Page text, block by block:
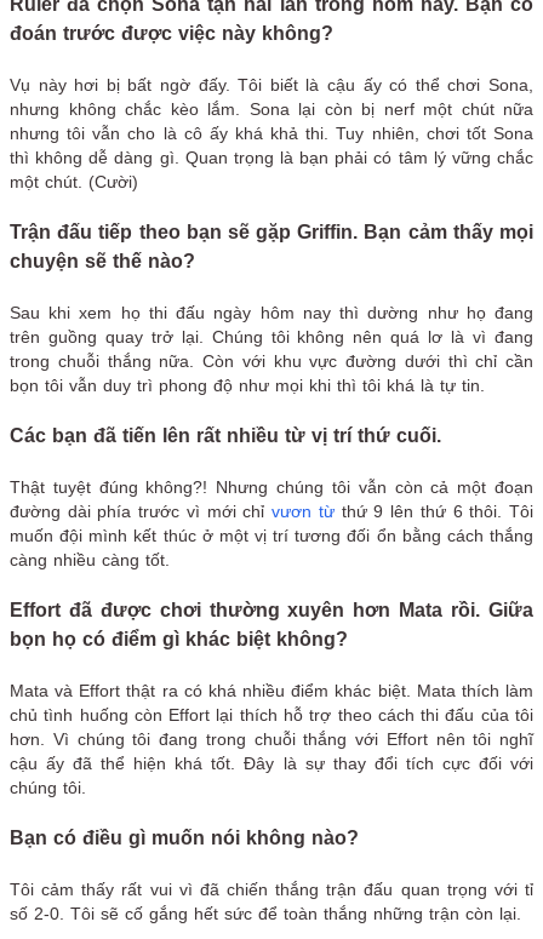
Ruler đã chọn Sona tận hai lần trong hôm nay. Bạn có
đoán trước được việc này không?
Vụ này hơi bị bất ngờ đấy. Tôi biết là cậu ấy có thể chơi Sona,
nhưng không chắc kèo lắm. Sona lại còn bị nerf một chút nữa
nhưng tôi vẫn cho là cô ấy khá khả thi. Tuy nhiên, chơi tốt Sona
thì không dễ dàng gì. Quan trọng là bạn phải có tâm lý vững chắc
một chút. (Cười)
Trận đấu tiếp theo bạn sẽ gặp Griffin. Bạn cảm thấy mọi
chuyện sẽ thế nào?
Sau khi xem họ thi đấu ngày hôm nay thì dường như họ đang
trên guồng quay trở lại. Chúng tôi không nên quá lơ là vì đang
trong chuỗi thắng nữa. Còn với khu vực đường dưới thì chỉ cần
bọn tôi vẫn duy trì phong độ như mọi khi thì tôi khá là tự tin.
Các bạn đã tiến lên rất nhiều từ vị trí thứ cuối.
Thật tuyệt đúng không?! Nhưng chúng tôi vẫn còn cả một đoạn
đường dài phía trước vì mới chỉvươn từthứ 9 lên thứ 6 thôi. Tôi
muốn đội mình kết thúc ở một vị trí tương đối ổn bằng cách thắng
càng nhiều càng tốt.
Effort đã được chơi thường xuyên hơn Mata rồi. Giữa
bọn họ có điểm gì khác biệt không?
Mata và Effort thật ra có khá nhiều điểm khác biệt. Mata thích làm
chủ tình huống còn Effort lại thích hỗ trợ theo cách thi đấu của tôi
hơn. Vì chúng tôi đang trong chuỗi thắng với Effort nên tôi nghĩ
cậu ấy đã thể hiện khá tốt. Đây là sự thay đổi tích cực đối với
chúng tôi.
Bạn có điều gì muốn nói không nào?
Tôi cảm thấy rất vui vì đã chiến thắng trận đấu quan trọng với tỉ
số 2-0. Tôi sẽ cố gắng hết sức để toàn thắng những trận còn lại.